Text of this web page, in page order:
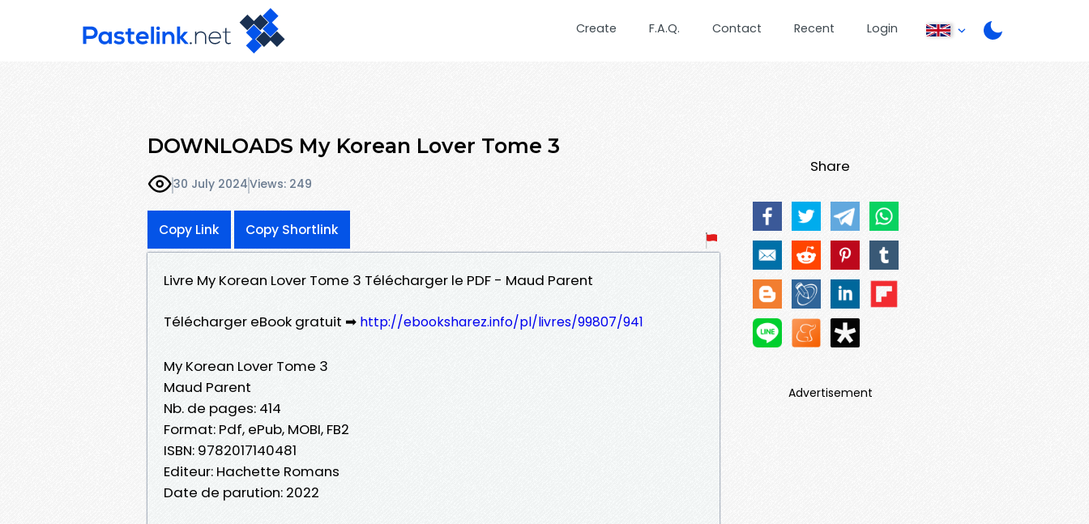
Create F.A.Q. Contact Recent Login
DOWNLOADS My Korean Lover Tome 3
30 July 2024Views: 249
Copy Link Copy Shortlink
Livre My Korean Lover Tome 3 Télécharger le PDF - Maud Parent
Télécharger eBook gratuit ➡ http://ebooksharez.info/pl/livres/99807/941
My Korean Lover Tome 3
Maud Parent
Nb. de pages: 414
Format: Pdf, ePub, MOBI, FB2
ISBN: 9782017140481
Editeur: Hachette Romans
Date de parution: 2022
Share
Advertisement